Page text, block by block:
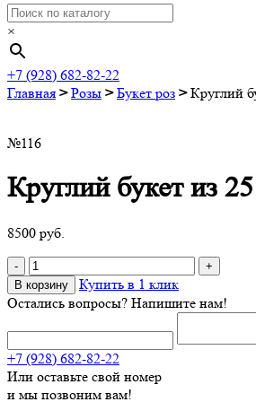
×
+7 (928) 682-82-22
Главная > Розы > Букет роз >Круглий
№116
Круглий букет из
8500 руб.
Quantity
В корзину
Купить в 1 клик
Остались вопросы? Напишите нам!
+7 (928) 682-82-22
Или оставьте свой номер
и мы позвоним вам!